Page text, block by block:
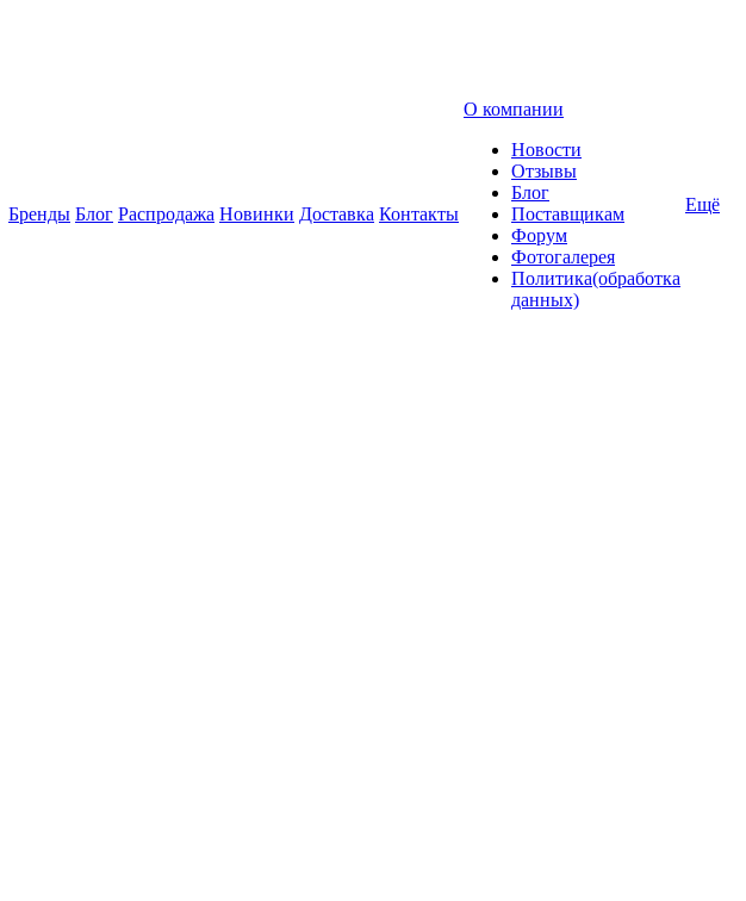
Бренды Блог Распродажа Новинки Доставка Контакты
О компании
Новости
Отзывы
Блог
Поставщикам
Форум
Фотогалерея
Политика(обработка
данных)
Ещё